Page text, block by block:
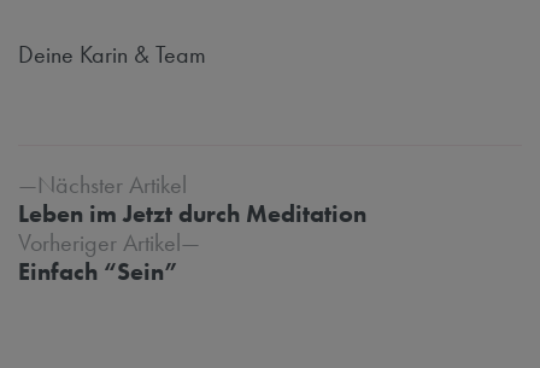
Deine Karin & Team
Beitrags-Navigation
Nächster Artikel
Leben im Jetzt durch Meditation
Vorheriger Artikel
Einfach “Sein”